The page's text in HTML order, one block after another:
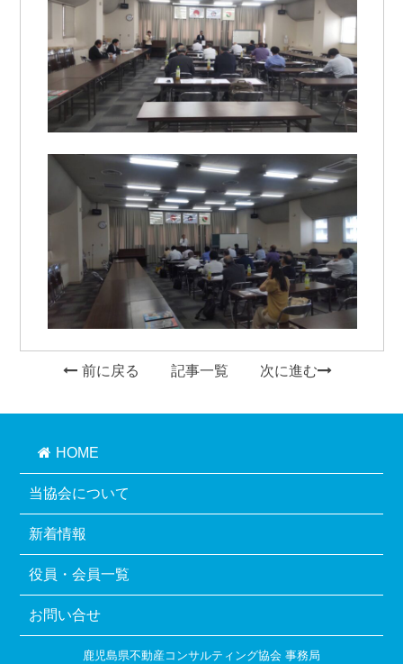
前に戻る 記事一覧 次に進む
HOME
当協会について
新着情報
役員・会員一覧
お問い合せ
鹿児島県不動産コンサルティング協会 事務局